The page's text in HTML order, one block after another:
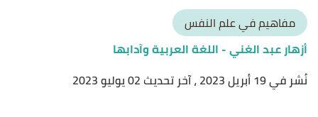
مفاهيم في علم النفس
أزهار عبد الغني- اللغة العربية وآدابها
نُشر في 19 أبريل 2023
، آخر تحديث 02 يوليو 2023